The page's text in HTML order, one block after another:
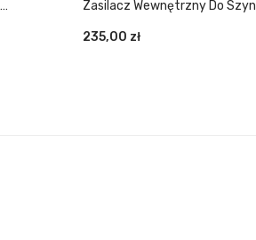
Zasilacz Wewnętrzny Do Szyn
235,00 zł